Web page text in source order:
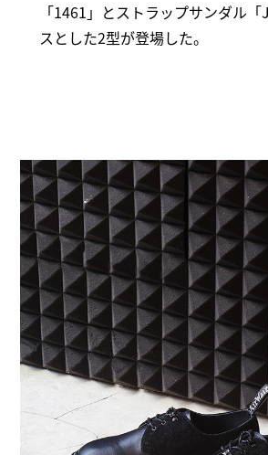
「1461」とストラップサンダル「
スとした2型が登場した。